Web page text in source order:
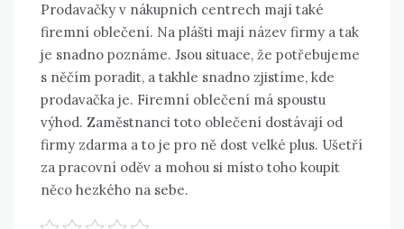
Prodavačky v nákupních centrech mají také
firemní oblečení. Na plášti mají název firmy a tak
je snadno poznáme. Jsou situace, že potřebujeme
s něčím poradit, a takhle snadno zjistíme, kde
prodavačka je. Firemní oblečení má spoustu
výhod. Zaměstnanci toto oblečení dostávají od
firmy zdarma a to je pro ně dost velké plus. Ušetří
za pracovní oděv a mohou si místo toho koupit
něco hezkého na sebe.